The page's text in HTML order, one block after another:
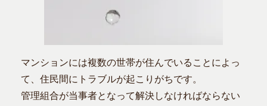
マンションには複数の世帯が住んでいることによっ
て、住民間にトラブルが起こりがちです。
管理組合が当事者となって解決しなければならない